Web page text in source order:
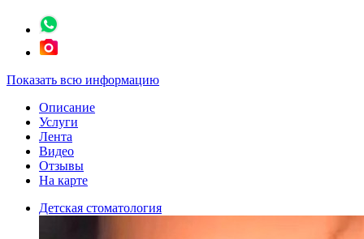
Показать всю информацию
Описание
Услуги
Лента
Видео
Отзывы
На карте
Детская стоматология